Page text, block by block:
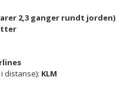
2,3 ganger rundt jorden)
distanse): KLM